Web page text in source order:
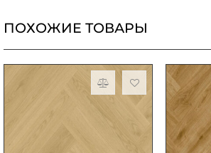
ПОХОЖИЕ ТОВАРЫ